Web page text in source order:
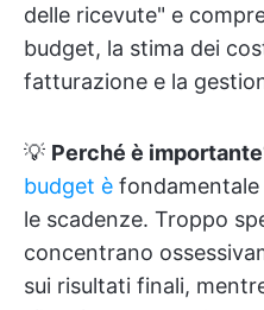
delle ricevute" e
budget, la stima dei
fatturazione e la
💡 Perché è
budget è
le scadenze. Troppo
concentrano
sui risultati finali,